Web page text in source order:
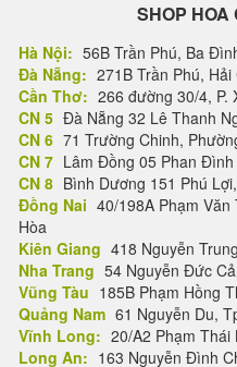
SHOP HOA
Hà Nội: 56B Trần Phú, Ba
Đà Nẵng: 271B Trần Phú, Hải
Cần Thơ: 266 đường 30/4, P.
CN 5 Đà Nẵng 32 Lê Thanh
CN 6 71 Trường Chinh,
CN 7 Lâm Đồng 05 Phan Đình
CN 8 Bình Dương 151 Phú
Đồng Nai 40/198A Phạm Văn
Hòa
Kiên Giang 418 Nguyễn
Nha Trang 54 Nguyễn Đức
Vũng Tàu 185B Phạm Hồng
Quảng Nam 61 Nguyễn Du,
Vĩnh Long: 20/A2 Phạm Thái
Long An: 163 Nguyễn Đình